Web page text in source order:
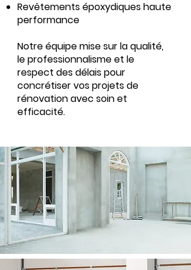
Revêtements époxydiques haute
performance
Notre équipe mise sur la qualité,
le professionnalisme et le
respect des délais pour
concrétiser vos projets de
rénovation avec soin et
efficacité.